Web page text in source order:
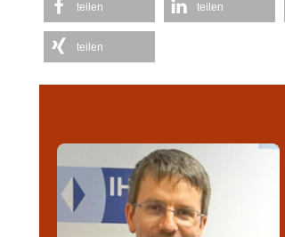
teilen teilen
teilen